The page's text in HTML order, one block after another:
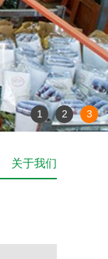
1 2 3
关于我们